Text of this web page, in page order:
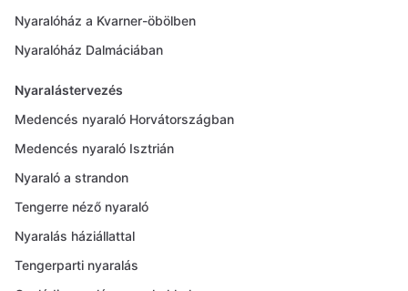
Nyaralóház a Kvarner-öbölben
Nyaralóház Dalmáciában
Nyaralástervezés
Medencés nyaraló Horvátországban
Medencés nyaraló Isztrián
Nyaraló a strandon
Tengerre néző nyaraló
Nyaralás háziállattal
Tengerparti nyaralás